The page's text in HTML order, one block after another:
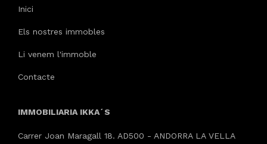
Inici
Els nostres immobles
Li venem l'immoble
Contacte
IMMOBILIARIA IKKA´S
Carrer Joan Maragall 18. AD500 - ANDORRA LA VELLA